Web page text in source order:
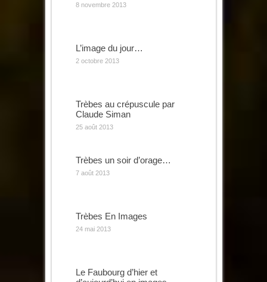
8 novembre 2013
L’image du jour…
2 octobre 2013
Trèbes au crépuscule par
Claude Siman
25 août 2013
Trèbes un soir d’orage…
7 août 2013
Trèbes En Images
24 mai 2013
Le Faubourg d’hier et